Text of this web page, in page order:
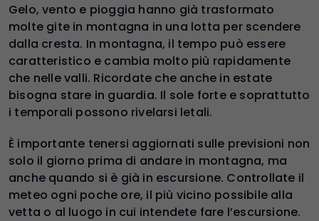
Gelo, vento e pioggia hanno già trasformato
molte gite in montagna in una lotta per scendere
dalla cresta. In montagna, il tempo può essere
caratteristico e cambia molto più rapidamente
che nelle valli. Ricordate che anche in estate
bisogna stare in guardia. Il sole forte e soprattutto
i temporali possono rivelarsi letali.
È importante tenersi aggiornati sulle previsioni non
solo il giorno prima di andare in montagna, ma
anche quando si è già in escursione. Controllate il
meteo ogni poche ore, il più vicino possibile alla
vetta o al luogo in cui intendete fare l’escursione.